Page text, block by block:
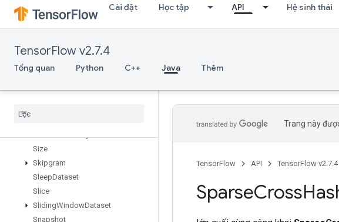
Cài đặt Học tập API Hệ sinh thái
TensorFlow v2.7.4
Tổng quan Python C++ Java Thêm
SetDiff1d
SetSize
ShapeN
ShardDataset
ShuffleDatasetV2
Size
Skipgram
SleepDataset
Slice
SlidingWindowDataset
Snapshot
Trang này
TensorFlow API TensorFlow v2.7.4
SparseCross